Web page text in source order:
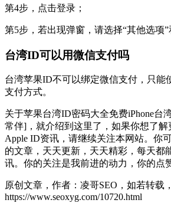
第4步，点击登录；
第5步，若出现弹窗，请选择“其他选项”
台湾ID可以用微信支付吗
台湾苹果ID不可以绑定微信支付，只能
支付方式。
关于苹果台湾ID密码大全免费iPhone台
常伴]，就介绍到这里了，如果你想了解
Apple ID资讯，请继续关注本网站。你
的文章，天天更新，天天精彩，每天都
讯。你的关注是我前进的动力，你的点
原创文章，作者：凌哥SEO，如若转载
https://www.seoxyg.com/10720.html